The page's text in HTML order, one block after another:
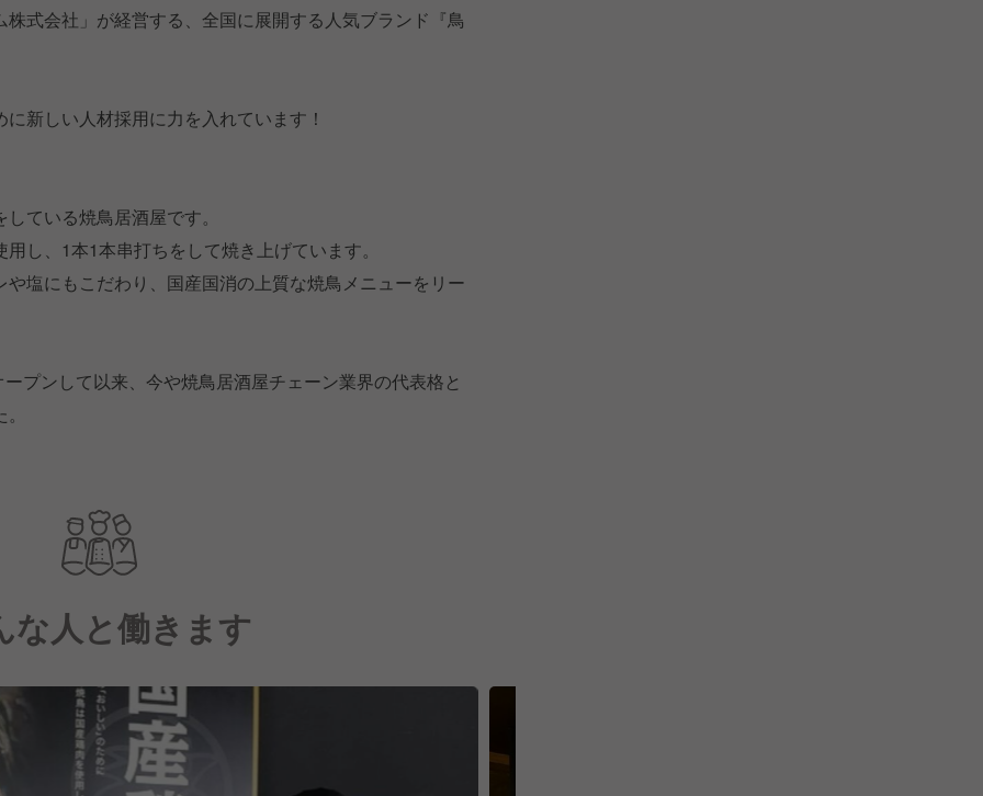
式会社」が経営する、全国に展開する人気ブランド『鳥
新しい人材採用に力を入れています！
ている焼鳥居酒屋です。
し、1本1本串打ちをして焼き上げています。
塩にもこだわり、国産国消の上質な焼鳥メニューをリー
プンして以来、今や焼鳥居酒屋チェーン業界の代表格と
な人と働きます